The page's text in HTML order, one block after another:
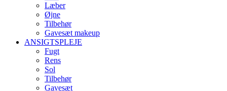
Læber
Øjne
Tilbehør
Gavesæt makeup
ANSIGTSPLEJE
Fugt
Rens
Sol
Tilbehør
Gavesæt